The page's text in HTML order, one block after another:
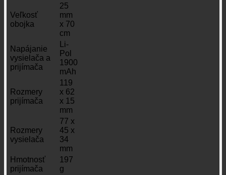
Veľkosť
obojka
25
mm
x 70
cm
Napájanie
vysielača a
prijímača
Li-
Pol
1900
mAh
Rozmery
prijímača
119
x 62
x 15
mm
Rozmery
vysielača
77 x
45 x
34
mm
Hmotnosť
prijímača
197
g